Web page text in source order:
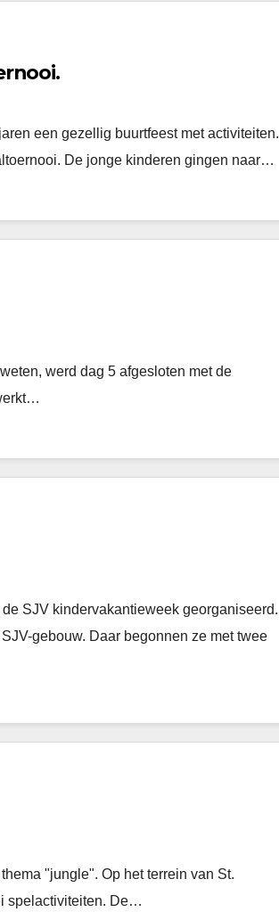
een gezellig buurtfeest met activiteiten.
De jonge kinderen gingen naar…
werd dag 5 afgesloten met de
SJV kindervakantieweek georganiseerd.
gebouw. Daar begonnen ze met twee
"jungle". Op het terrein van St.
spelactiviteiten. De…